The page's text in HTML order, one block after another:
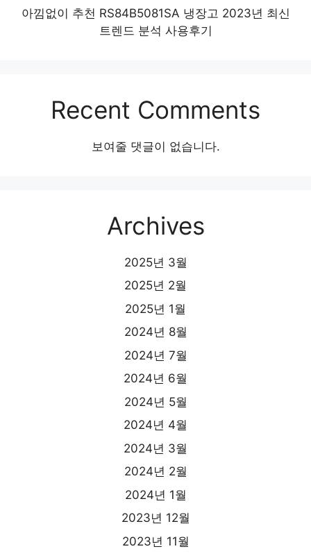
아낌없이 추천 RS84B5081SA 냉장고 2023년 최신
트렌드 분석 사용후기
Recent Comments
보여줄 댓글이 없습니다.
Archives
2025년 3월
2025년 2월
2025년 1월
2024년 8월
2024년 7월
2024년 6월
2024년 5월
2024년 4월
2024년 3월
2024년 2월
2024년 1월
2023년 12월
2023년 11월